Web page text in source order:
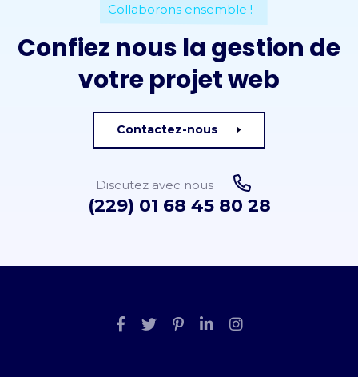
Collaborons ensemble !
Confiez nous la gestion de
votre projet web
Contactez-nous
Discutez avec nous
(229) 01 68 45 80 28